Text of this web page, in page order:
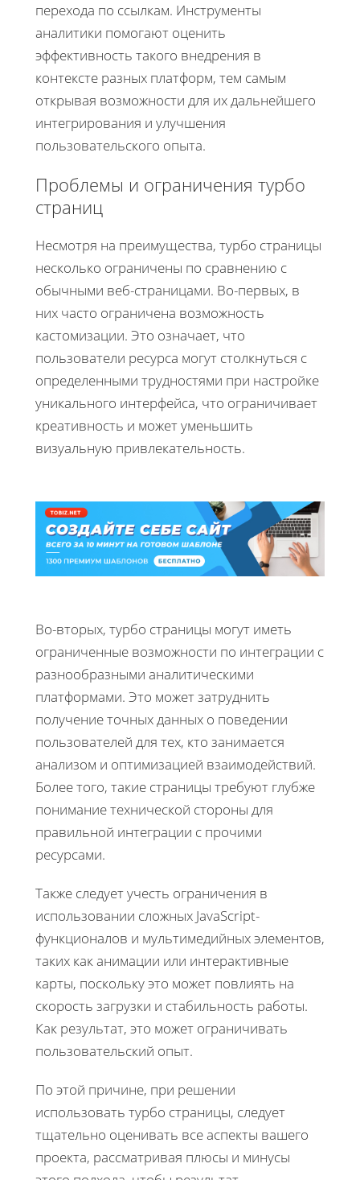
перехода по ссылкам. Инструменты
аналитики помогают оценить
эффективность такого внедрения в
контексте разных платформ, тем самым
открывая возможности для их дальнейшего
интегрирования и улучшения
пользовательского опыта.
Проблемы и ограничения турбо
страниц
Несмотря на преимущества, турбо страницы
несколько ограничены по сравнению с
обычными веб-страницами. Во-первых, в
них часто ограничена возможность
кастомизации. Это означает, что
пользователи ресурса могут столкнуться с
определенными трудностями при настройке
уникального интерфейса, что ограничивает
креативность и может уменьшить
визуальную привлекательность.
Во-вторых, турбо страницы могут иметь
ограниченные возможности по интеграции с
разнообразными аналитическими
платформами. Это может затруднить
получение точных данных о поведении
пользователей для тех, кто занимается
анализом и оптимизацией взаимодействий.
Более того, такие страницы требуют глубже
понимание технической стороны для
правильной интеграции с прочими
ресурсами.
Также следует учесть ограничения в
использовании сложных JavaScript-
функционалов и мультимедийных элементов,
таких как анимации или интерактивные
карты, поскольку это может повлиять на
скорость загрузки и стабильность работы.
Как результат, это может ограничивать
пользовательский опыт.
По этой причине, при решении
использовать турбо страницы, следует
тщательно оценивать все аспекты вашего
проекта, рассматривая плюсы и минусы